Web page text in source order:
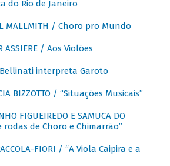
do Rio de Janeiro
MALLMITH / Choro pro Mundo
ASSIERE / Aos Violões
interpreta Garoto
BIZZOTTO / “Situações Musicais”
FIGUEIREDO E SAMUCA DO
rodas de Choro e Chimarrão”
FIORI / “A Viola Caipira e a